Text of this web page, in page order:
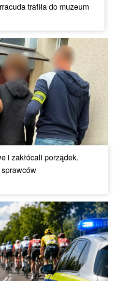
trafiła do muzeum
i zakłócali porządek.